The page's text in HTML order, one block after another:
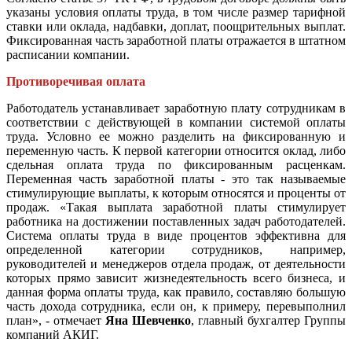
указаны условия оплаты труда, в том числе размер тарифной
ставки или оклада, надбавки, доплат, поощрительных выплат.
Фиксированная часть заработной платы отражается в штатном
расписании компании.
Противоречивая оплата
Работодатель устанавливает заработную плату сотрудникам в
соответствии с действующей в компании системой оплаты
труда. Условно ее можно разделить на фиксированную и
переменную часть. К первой категории относится оклад, либо
сдельная оплата труда по фиксированным расценкам.
Переменная часть заработной платы - это так называемые
стимулирующие выплаты, к которым относятся и проценты от
продаж. «Такая выплата заработной платы стимулирует
работника на достижении поставленных задач работодателей.
Система оплаты труда в виде процентов эффективна для
определенной категории сотрудников, например,
руководителей и менеджеров отдела продаж, от деятельности
которых прямо зависит жизнедеятельность всего бизнеса, и
данная форма оплаты труда, как правило, составляю большую
часть дохода сотрудника, если он, к примеру, перевыполнил
план», - отмечает Яна Шевченко, главный бухгалтер Группы
компаний АКИГ.